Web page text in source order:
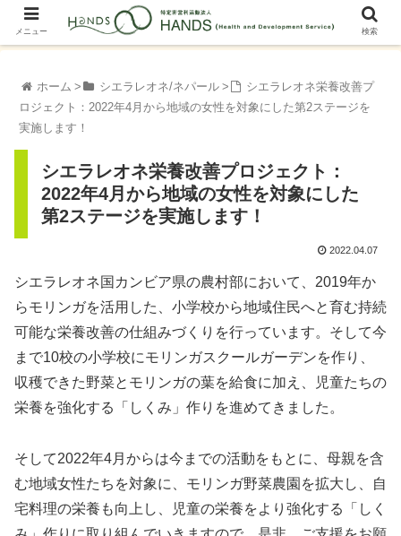
ホーム シエラレオネ/ネパール
シエラレオネ栄養改善プ
ロジェクト：2022年4月から地域の女性を対象にした第2ステージを
実施します！
シエラレオネ栄養改善プロジェクト：
2022年4月から地域の女性を対象にした
第2ステージを実施します！
2022.04.07
シエラレオネ国カンビア県の農村部において、2019年か
らモリンガを活用した、小学校から地域住民へと育む持続
可能な栄養改善の仕組みづくりを行っています。そして今
まで10校の小学校にモリンガスクールガーデンを作り、
収穫できた野菜とモリンガの葉を給食に加え、児童たちの
栄養を強化する「しくみ」作りを進めてきました。
そして2022年4月からは今までの活動をもとに、母親を含
む地域女性たちを対象に、モリンガ野菜農園を拡大し、自
宅料理の栄養も向上し、児童の栄養をより強化する「しく
メニュー 検索